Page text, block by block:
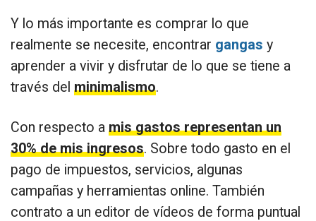
Y lo más importante es comprar lo que
realmente se necesite, encontrar gangas y
aprender a vivir y disfrutar de lo que se tiene a
través del minimalismo.
Con respecto a mis gastos representan un
30% de mis ingresos. Sobre todo gasto en el
pago de impuestos, servicios, algunas
campañas y herramientas online. También
contrato a un editor de vídeos de forma puntual